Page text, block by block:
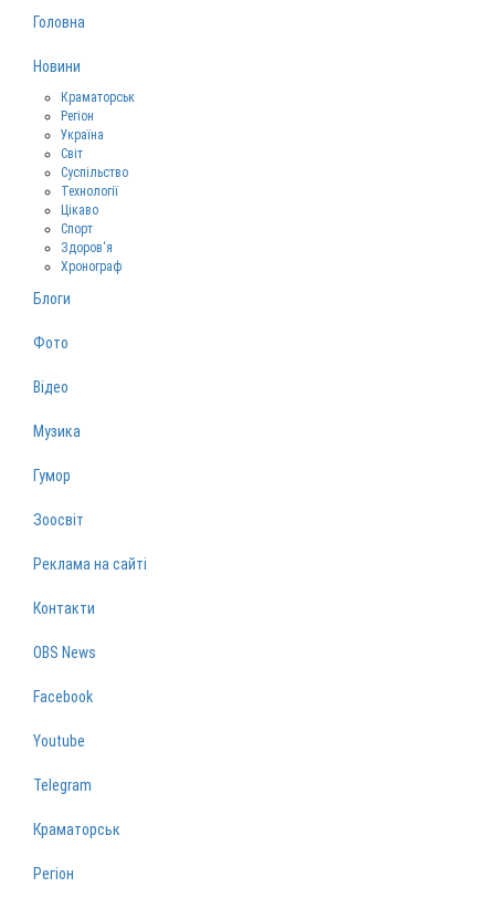
Головна
Новини
Краматорськ
Регіон
Україна
Світ
Суспільство
Технології
Цікаво
Спорт
Здоров‘я
Хронограф
Блоги
Фото
Відео
Музика
Гумор
Зоосвіт
Реклама на сайті
Контакти
OBS News
Facebook
Youtube
Telegram
Краматорськ
Регіон